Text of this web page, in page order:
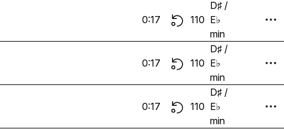
0:17 110
D♯ /
E♭
min
0:17 110
D♯ /
E♭
min
0:17 110
D♯ /
E♭
min